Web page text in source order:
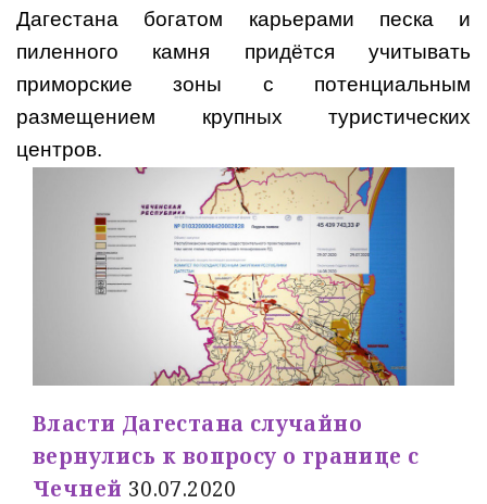
Дагестана богатом карьерами песка и
пиленного камня придётся учитывать
приморские зоны с потенциальным
размещением крупных туристических
центров.
Власти Дагестана случайно
вернулись к вопросу о границе с
Чечней 30.07.2020